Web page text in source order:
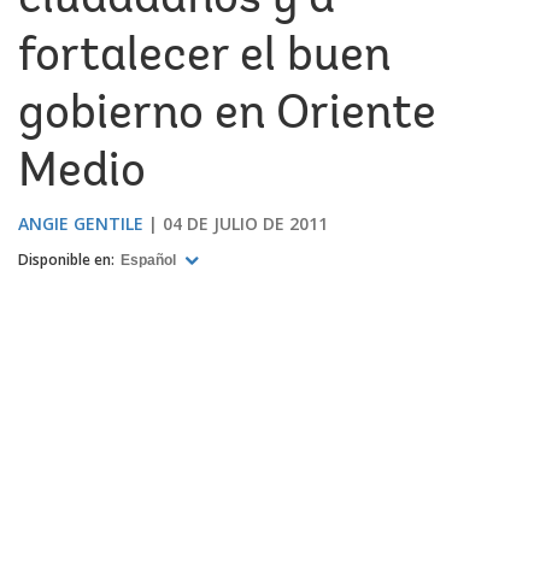
fortalecer el buen
gobierno en Oriente
Medio
ANGIE GENTILE 04 DE JULIO DE 2011
Disponible en: Español